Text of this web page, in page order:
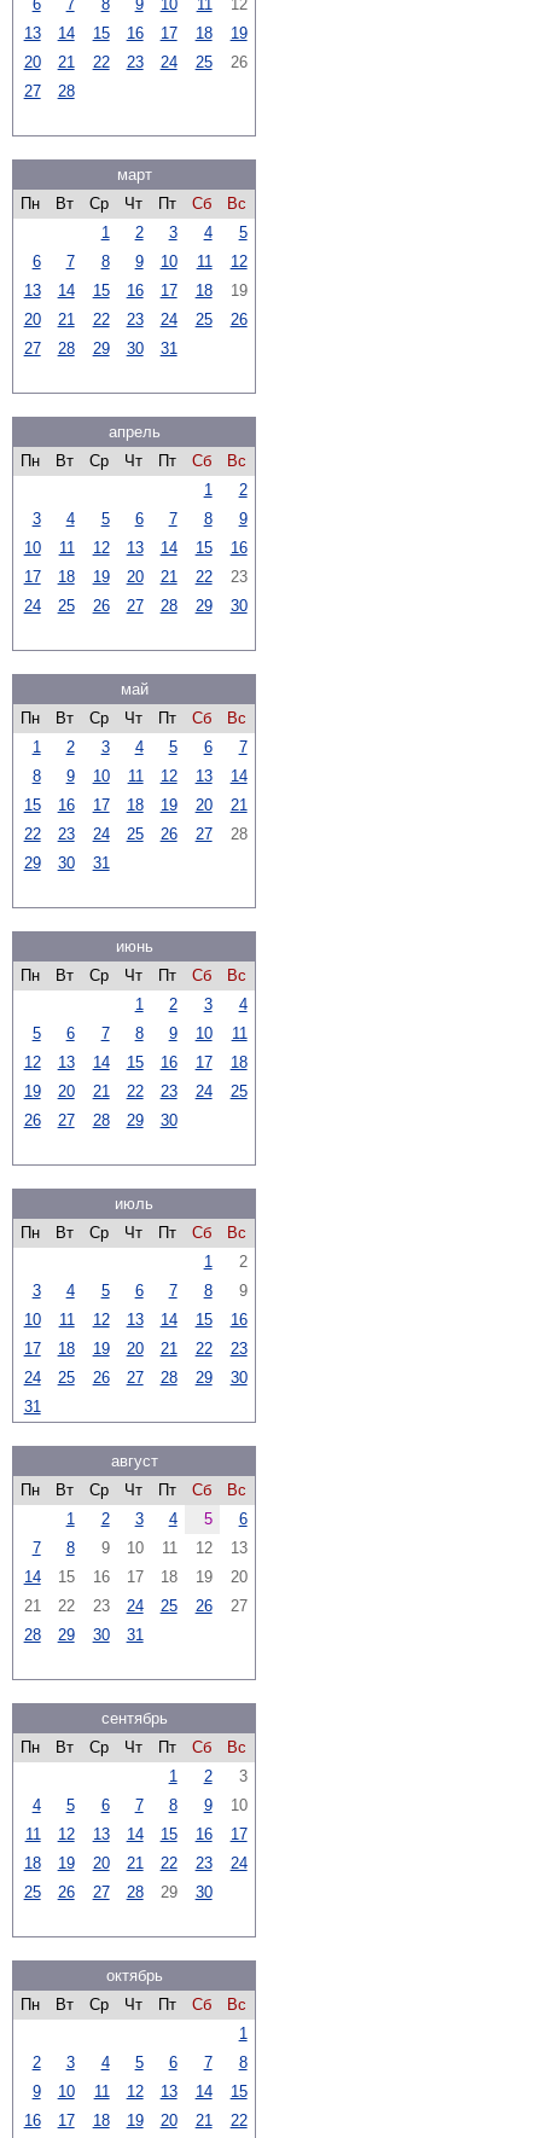
6 7 8 9 10 11
12
13
14 15 16 17 18
19
20
21 22 23 24 25
26
27
28
март
Пн
Вт Ср Чт Пт Сб
Вс
1
2 3 4
5
6
7 8 9 10 11
12
13
14 15 16 17 18
19
20
21 22 23 24 25
26
27
28 29 30 31
апрель
Пн
Вт Ср Чт Пт Сб
Вс
1
2
3
4 5 6 7 8
9
10
11 12 13 14 15
16
17
18 19 20 21 22
23
24
25 26 27 28 29 30
май
Пн
Вт Ср Чт Пт Сб
Вс
1
2 3 4 5 6
7
8
9 10 11 12 13
14
15
16 17 18 19 20
21
22
23 24 25 26 27
28
29
30 31
июнь
Пн
Вт Ср Чт Пт Сб
Вс
1
2 3
4
5
6 7 8 9 10
11
12
13 14 15 16 17
18
19
20 21 22 23 24
25
26
27 28 29 30
июль
Пн
Вт Ср Чт Пт Сб
Вс
1
2
3
4 5 6 7 8
9
10
11 12 13 14 15
16
17
18 19 20 21 22
23
24
25 26 27 28 29
30
31
август
Пн
Вт Ср Чт Пт Сб
Вс
1
2 3 4 5
6
7
8 9 10 11 12
13
14
15 16 17 18 19
20
21
22 23 24 25 26
27
28
29 30 31
сентябрь
Пн
Вт Ср Чт Пт Сб
Вс
1
2
3
4
5 6 7 8 9
10
11
12 13 14 15 16
17
18
19 20 21 22 23
24
25
26 27 28 29 30
октябрь
Пн
Вт Ср Чт Пт Сб
Вс
1
2
3 4 5 6 7
8
9
10 11 12 13 14
15
16
17 18 19 20 21
22